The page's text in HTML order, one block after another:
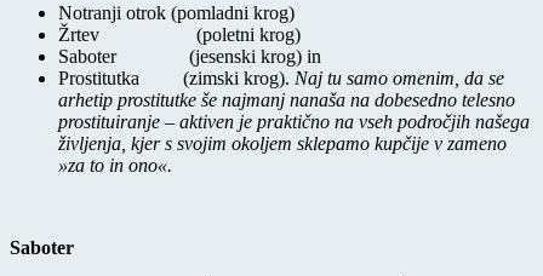
Notranji otrok (pomladni krog)
Žrtev (poletni krog)
Saboter (jesenski krog) in
Prostitutka (zimski krog). Naj tu samo omenim, da se
arhetip prostitutke še najmanj nanaša na dobesedno telesno
prostituiranje – aktiven je praktično na vseh področjih našega
življenja, kjer s svojim okoljem sklepamo kupčije v zameno
»za to in ono«.
Saboter